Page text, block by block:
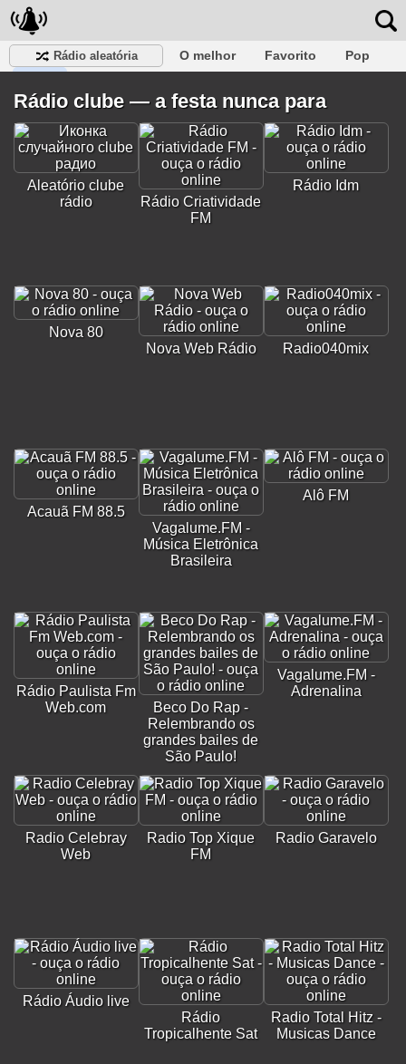
Rádio aleatória O melhor Favorito
Pop
Rap
Falk Jazz Bebê Clássico
Rádio clube — a festa nunca para
Aleatório clube
rádio
Rádio Criatividade
FM
Rádio Idm
Nova 80
Nova Web Rádio
Radio040mix
Acauã FM 88.5
Vagalume.FM -
Música Eletrônica
Brasileira
Alô FM
Rádio Paulista Fm
Web.com
Beco Do Rap -
Relembrando os
grandes bailes de
São Paulo!
Vagalume.FM -
Adrenalina
Radio Celebray
Web
Radio Top Xique
FM
Radio Garavelo
Rádio Áudio live
Rádio
Tropicalhente Sat
Radio Total Hitz -
Musicas Dance